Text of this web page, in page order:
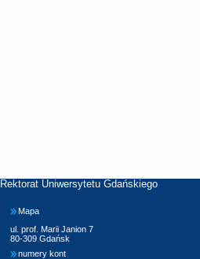
Rektorat Uniwersytetu Gdańskiego
Mapa
ul. prof. Marii Janion 7
80-309 Gdańsk
numery kont